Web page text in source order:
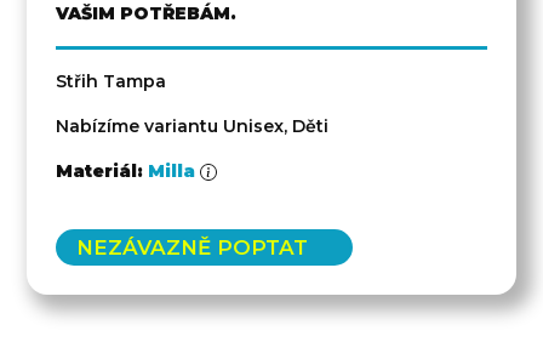
VAŠIM POTŘEBÁM.
Střih Tampa
Nabízíme variantu Unisex, Děti
Materiál: Milla
NEZÁVAZNĚ POPTAT